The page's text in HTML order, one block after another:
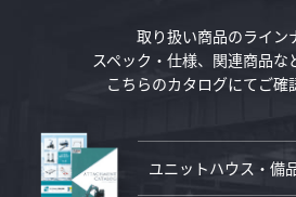
取り扱い商品のライン
スペック・仕様、 関連商品な
こちらのカタログにてご確
ユニットハウス・備